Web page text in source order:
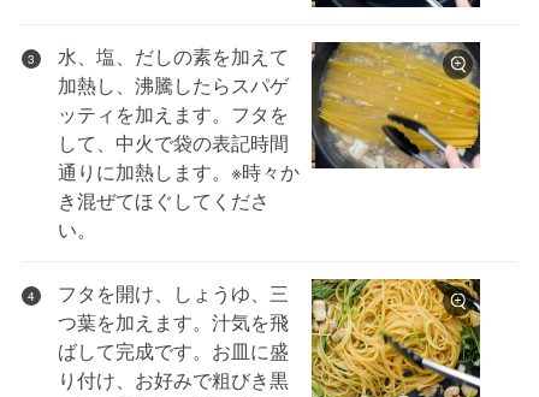
3
水、塩、だしの素を加えて
加熱し、沸騰したらスパゲ
ッティを加えます。フタを
して、中火で袋の表記時間
通りに加熱します。※時々か
き混ぜてほぐしてくださ
い。
4
フタを開け、しょうゆ、三
つ葉を加えます。汁気を飛
ばして完成です。お皿に盛
り付け、お好みで粗びき黒